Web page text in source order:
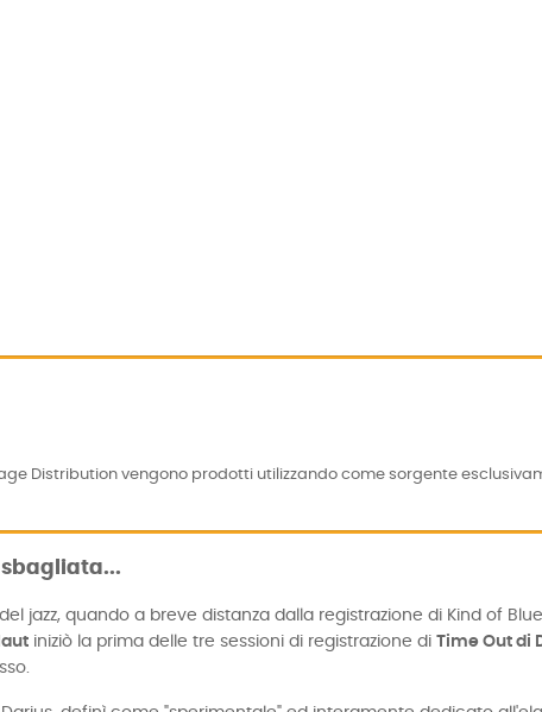
Distribution vengono prodotti utilizzando come sorgente
sbagliata...
jazz, quando a breve distanza dalla registrazione di Kind of
iniziò la prima delle tre sessioni di registrazione di Time Out di